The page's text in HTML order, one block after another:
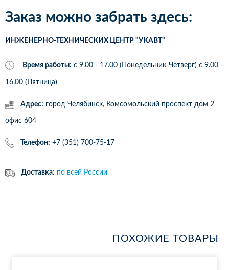
Заказ можно забрать здесь:
ИНЖЕНЕРНО-ТЕХНИЧЕСКИХ ЦЕНТР "УКАВТ"
Время работы: с 9.00 - 17.00 (Понедельник-Четверг) c 9.00 -
16.00 (Пятница)
Адрес: город Челябинск, Комсомольский проспект дом 2
офис 604
Телефон: +7 (351) 700-75-17
Доставка: по всей России
ПОХОЖИЕ ТОВАРЫ